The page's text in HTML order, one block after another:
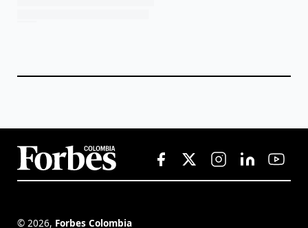
© 2026, Forbes Colombia